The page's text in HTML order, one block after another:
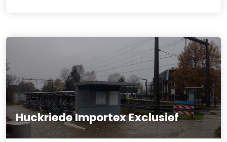
Huckriede Importex Exclusief